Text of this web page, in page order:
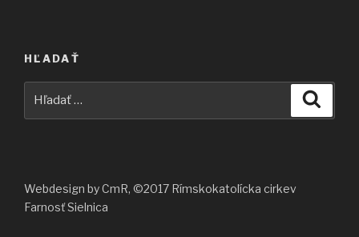
HĽADAŤ
Webdesign by CmR, ©2017 Rímskokatolícka cirkev
Farnosť Sielnica